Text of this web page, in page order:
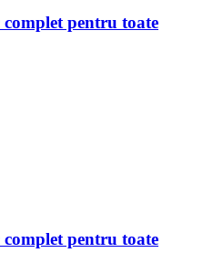
pentru toate
pentru toate